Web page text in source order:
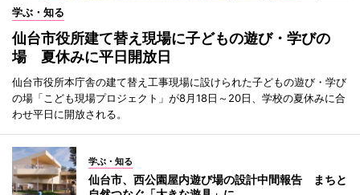
学ぶ・知る
仙台市役所建て替え現場に子どもの遊び・学びの
場 夏休みに平日開放日
仙台市役所本庁舎の建て替え工事現場に設けられた子どもの遊び・学び
の場「こども現場プロジェクト」が8月18日～20日、学校の夏休みに合
わせ平日に開放される。
学ぶ・知る
仙台市、西公園屋内遊び場の設計中間報告 まちと